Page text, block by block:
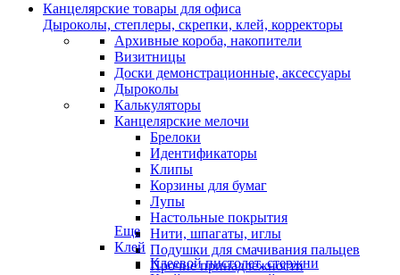
Канцелярские товары для офиса
Дыроколы, степлеры, скрепки, клей, корректоры
Архивные короба, накопители
Визитницы
Доски демонстрационные, аксессуары
Дыроколы
Калькуляторы
Канцелярские мелочи
Брелоки
Идентификаторы
Клипы
Корзины для бумаг
Лупы
Настольные покрытия
Нити, шпагаты, иглы
Подушки для смачивания пальцев
Прочие принадлежности
Еще
Клей
Клеевой пистолет, стержни